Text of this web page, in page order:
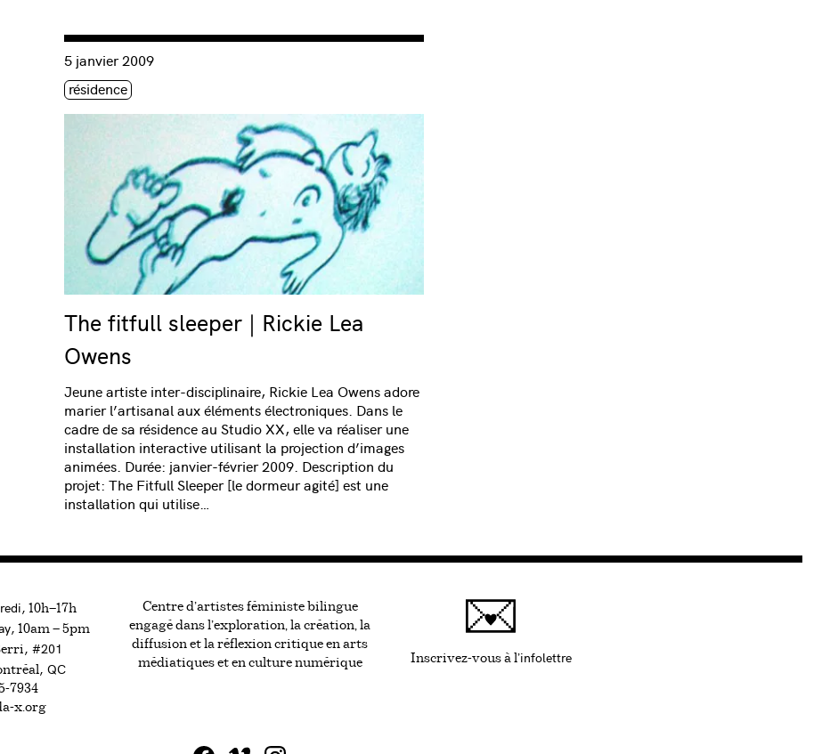
The fitfull sleeper | Rickie Lea
Owens
Consulter « The fitfull sleeper | Rickie Lea Owens »
5 janvier 2009
Étiquette(s)
résidence
Jeune artiste inter-disciplinaire, Rickie Lea Owens adore
marier l’artisanal aux éléments électroniques. Dans le
cadre de sa résidence au Studio XX, elle va réaliser une
installation interactive utilisant la projection d’images
animées. Durée: janvier-février 2009. Description du
projet: The Fitfull Sleeper [le dormeur agité] est une
installation qui utilise…
10h—17h
10am — 5pm
, #201
, QC
7934
x.org
Centre d’artistes féministe bilingue
engagé dans l’exploration, la création, la
diffusion et la réflexion critique en arts
médiatiques et en culture numérique
Inscrivez-vous à l'infolettreCe lien s'ouvrira dans une nouvelle fenêtre